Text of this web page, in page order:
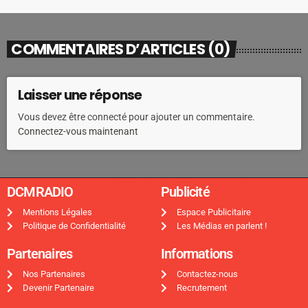
COMMENTAIRES D’ARTICLES (0)
Laisser une réponse
Vous devez être connecté pour ajouter un commentaire.
Connectez-vous maintenant
DCMRADIO​
Mentions Légales
Politique de Confidentialité
Publicité ​
Espace Publicitaire
Les Médias en parlent !
Partenaires
Nos Partenaires
Devenir Partenaire
Informations
Contactez-nous
Recrutement